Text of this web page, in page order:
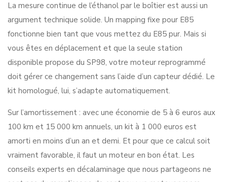
La mesure continue de l’éthanol par le boîtier est aussi un
argument technique solide. Un mapping fixe pour E85
fonctionne bien tant que vous mettez du E85 pur. Mais si
vous êtes en déplacement et que la seule station
disponible propose du SP98, votre moteur reprogrammé
doit gérer ce changement sans l’aide d’un capteur dédié. Le
kit homologué, lui, s’adapte automatiquement.
Sur l’amortissement : avec une économie de 5 à 6 euros aux
100 km et 15 000 km annuels, un kit à 1 000 euros est
amorti en moins d’un an et demi. Et pour que ce calcul soit
vraiment favorable, il faut un moteur en bon état. Les
conseils experts en décalaminage que nous partageons ne